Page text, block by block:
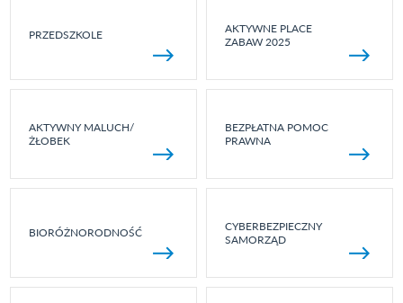
PRZEDSZKOLE
AKTYWNE PLACE
ZABAW 2025
AKTYWNY MALUCH/
ŻŁOBEK
BEZPŁATNA POMOC
PRAWNA
BIORÓŻNORODNOŚĆ
CYBERBEZPIECZNY
SAMORZĄD